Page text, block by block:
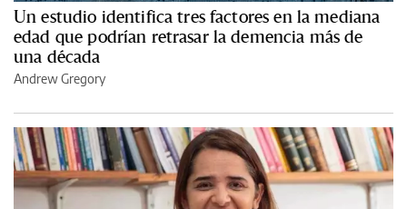
Un estudio identifica tres factores en la mediana
edad que podrían retrasar la demencia más de
una década
Andrew Gregory